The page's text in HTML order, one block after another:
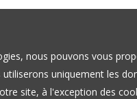
nous pouvons vous
uniquement les
site, à l'exception des